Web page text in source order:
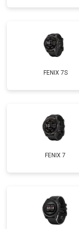
FENIX 7S
FENIX 7